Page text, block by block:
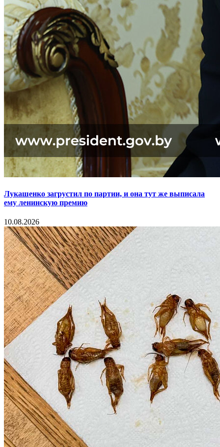
Лукашенко загрустил по партии, и она тут же выписала
ему ленинскую премию
10.08.2026